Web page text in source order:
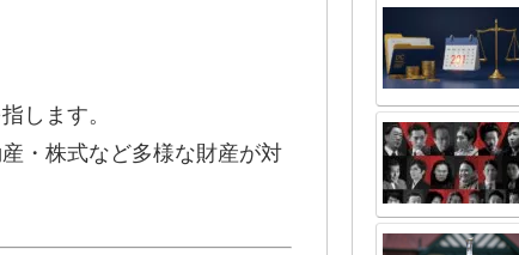
します。
・株式など多様な財産が対